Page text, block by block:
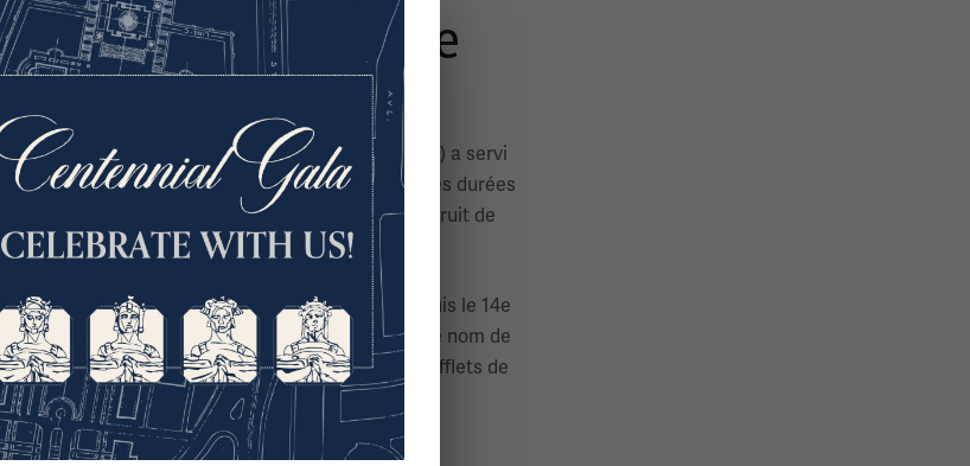
Guerre mondiale
leappel du maître d'équipage(un type de sifflet) a servi
monde entier, en utilisant des fréquences et des durées
la tonalité aiguë du sifflet par-dessus le bruit de
temps.
est restée en grande partie la même depuis le 14e
un tube et une boule bulbeuse connue sous le nom de
de tous bords avaient des styles similaires de sifflets de